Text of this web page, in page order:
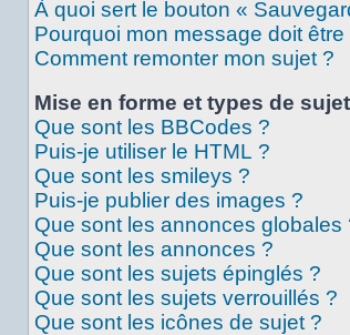
À quoi sert le bouton «
Pourquoi mon message doit être
Comment remonter mon sujet ?
Mise en forme et types de
Que sont les BBCodes ?
Puis-je utiliser le HTML ?
Que sont les smileys ?
Puis-je publier des images ?
Que sont les annonces globales
Que sont les annonces ?
Que sont les sujets épinglés ?
Que sont les sujets verrouillés ?
Que sont les icônes de sujet ?